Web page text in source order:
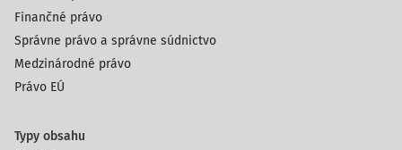
Finančné právo
Správne právo a správne súdnictvo
Medzinárodné právo
Právo EÚ
Typy obsahu